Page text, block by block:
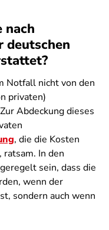
nach
deutschen
Notfall nicht von den
privaten)
Abdeckung dieses
, die die Kosten
In den
sein, dass die
wenn der
sondern auch wenn